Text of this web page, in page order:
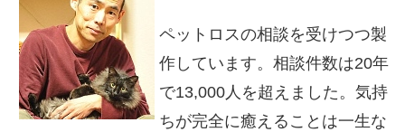
ペットロスの相談を受けつつ製
作しています。相談件数は20年
で13,000人を超えました。気持
ちが完全に癒えることは一生な